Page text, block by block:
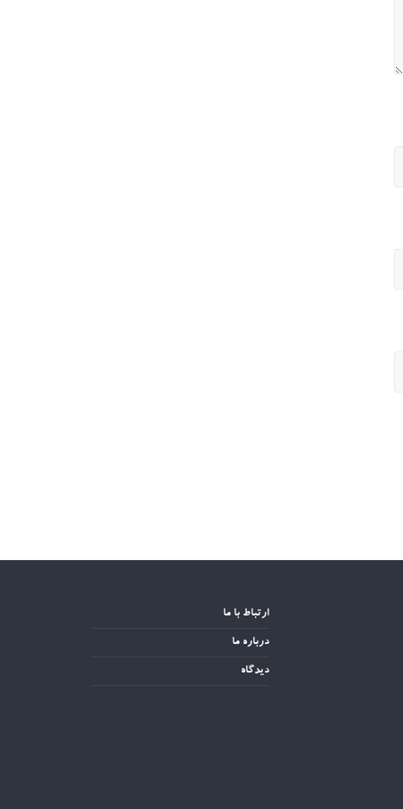
ارتباط با ما
درباره ما
دیدگاه